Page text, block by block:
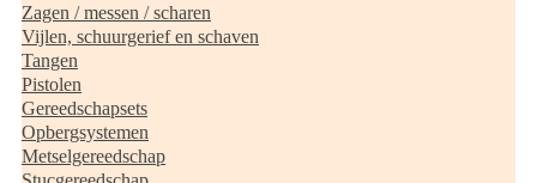
Zagen / messen / scharen
Vijlen, schuurgerief en schaven
Tangen
Pistolen
Gereedschapsets
Opbergsystemen
Metselgereedschap